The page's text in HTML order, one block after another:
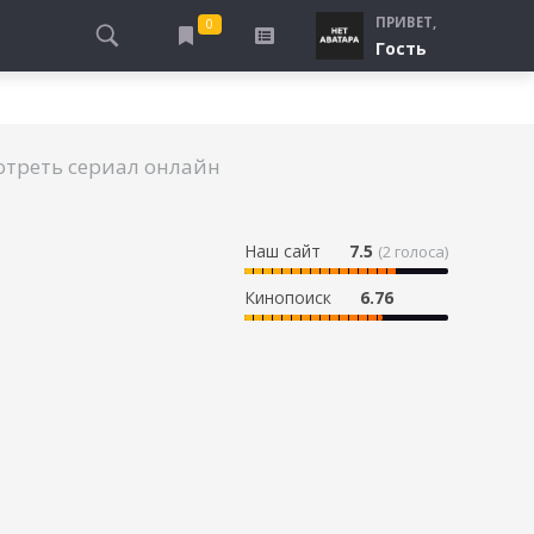
СПЕЦСЛУЖБЫ
ПРО ШКОЛУ, ПОДРОСТКОВ
ПРО БОГАТЫХ И БЕДНЫХ
0 ПРИВЕТ,
Гость
сериал онлайн
Наш сайт 7.5 (2 голоса)
Кинопоиск 6.76